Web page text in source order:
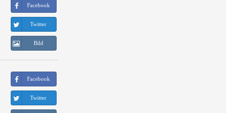
Facebook
Twitter
Bild
Facebook
Twitter